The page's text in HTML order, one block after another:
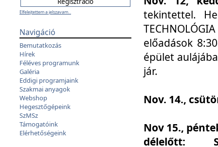
Elfelejtettem a jelszavam...
Navigáció
Bemutatkozás
Hírek
Féléves programunk
Galéria
Eddigi programjaink
Szakmai anyagok
Webshop
Hegesztőgépeink
SzMSz
Támogatóink
Elérhetőségeink
tekintettel.
előadások
épület
jár.
Nov. 14.,
Nov 15.,
délelőtt: